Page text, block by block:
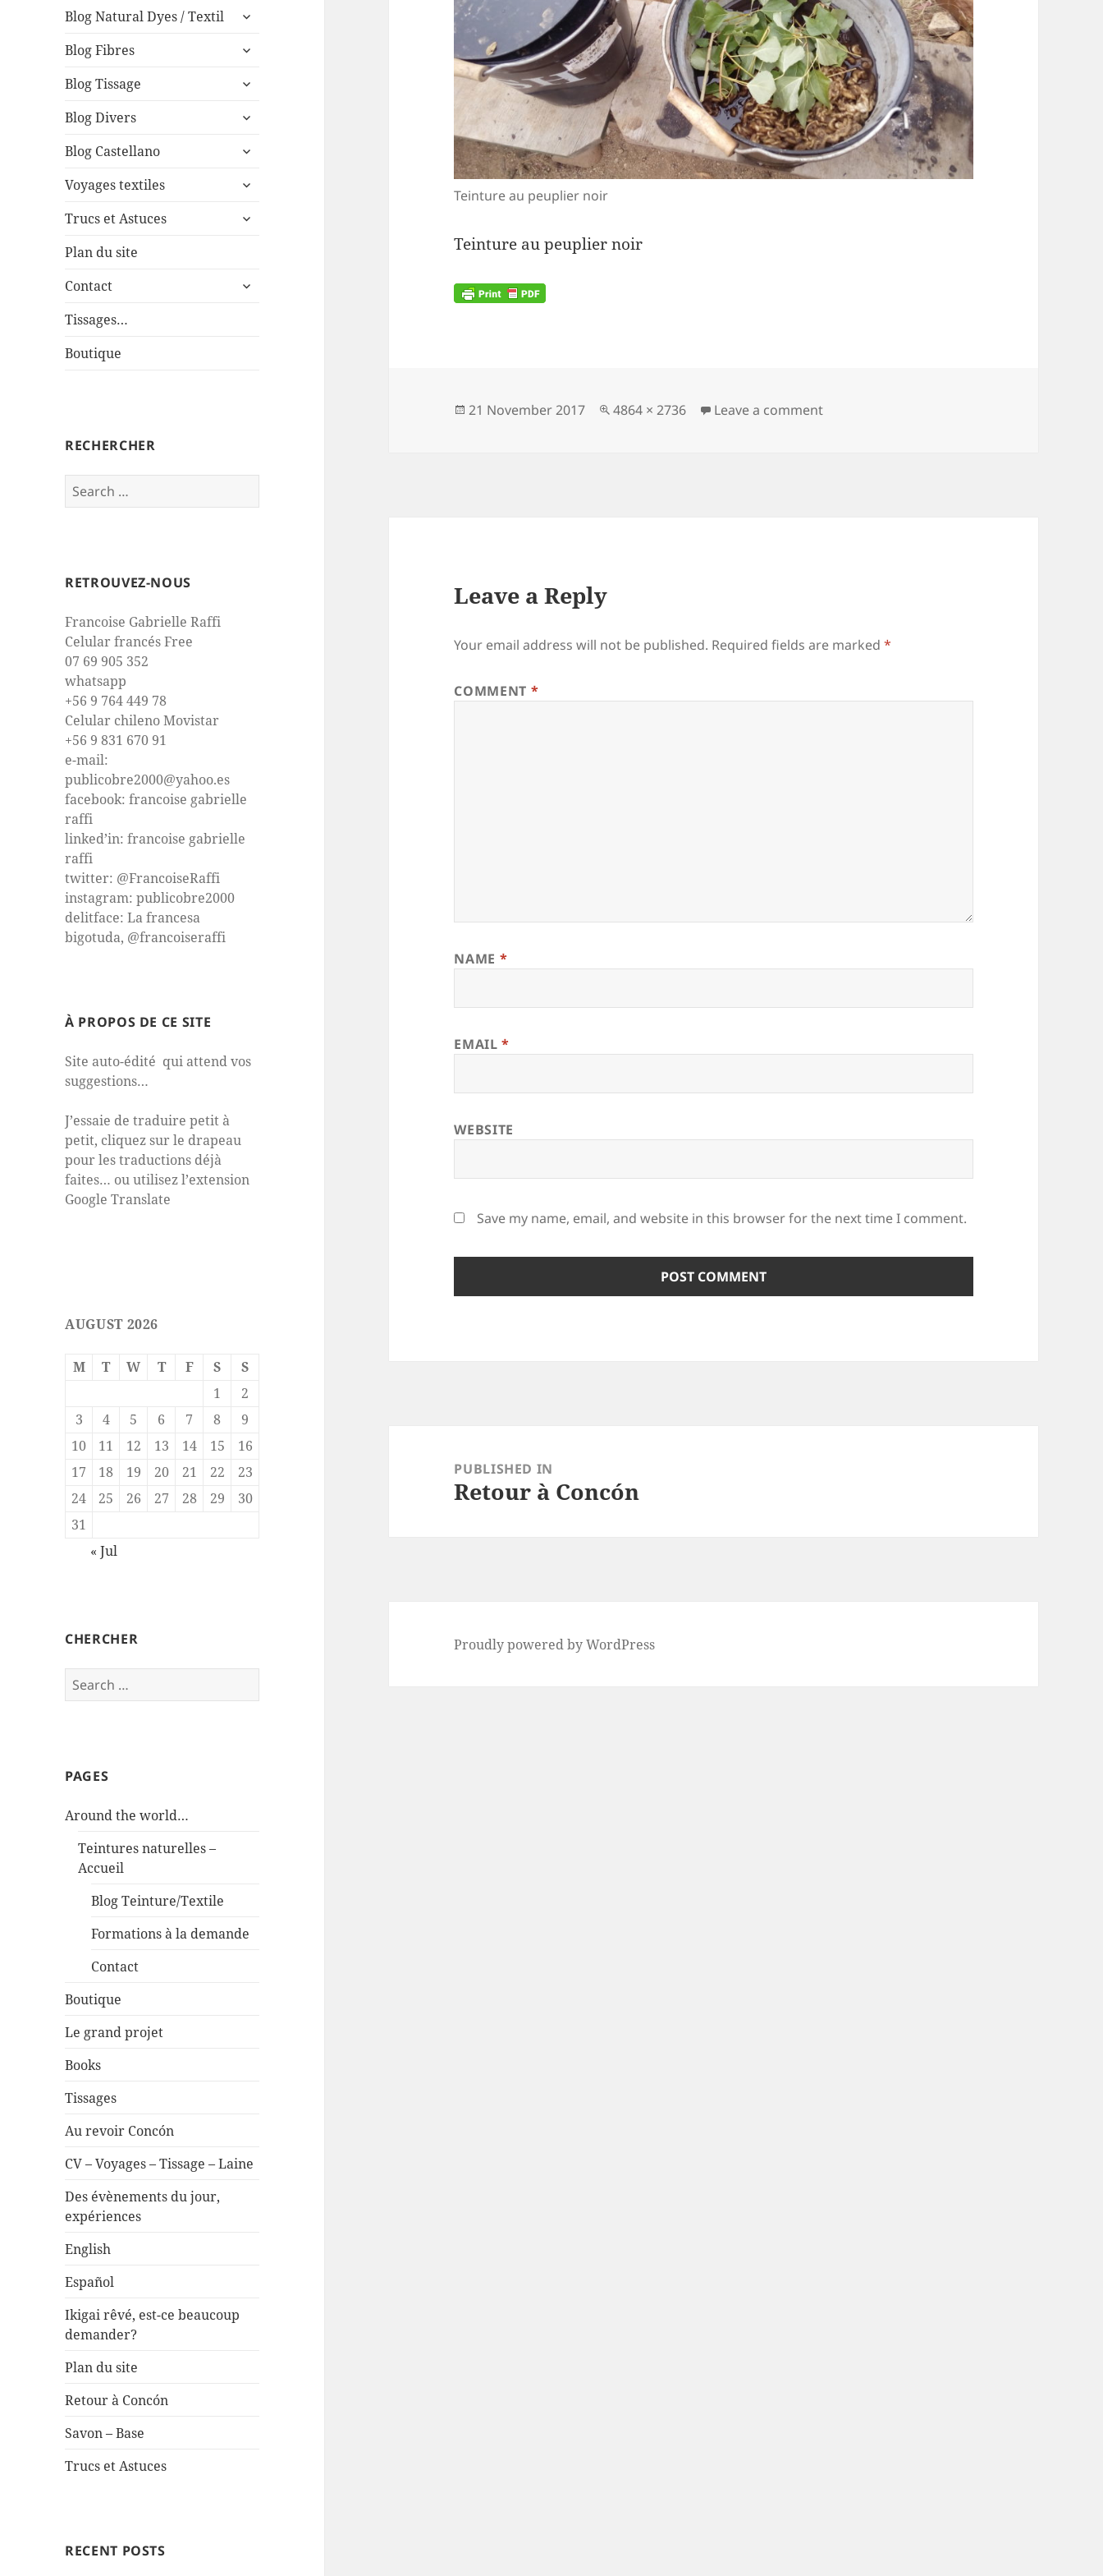
menu
Blog Natural Dyes / Textil
expand
menu
Blog Fibres
expand
menu
Blog Tissage
expand
menu
Blog Divers
expand
menu
Blog Castellano
expand
menu
Voyages textiles
expand
menu
Trucs et Astuces
expand
Plan du site
Contact
expand
Tissages…
Boutique
RECHERCHER
Search
for:
RETROUVEZ-NOUS
Francoise Gabrielle Raffi
Celular francés Free
07 69 905 352
whatsapp
+56 9 764 449 78
Celular chileno Movistar
+56 9 831 670 91
e-mail:
publicobre2000@yahoo.es
facebook: francoise gabrielle
raffi
linked’in: francoise gabrielle
raffi
twitter: @FrancoiseRaffi
instagram: publicobre2000
delitface: La francesa
bigotuda, @francoiseraffi
À PROPOS DE CE SITE
Site auto-édité qui attend vos
suggestions…
J’essaie de traduire petit à
petit, cliquez sur le drapeau
pour les traductions déjà
faites… ou utilisez l’extension
Google Translate
AUGUST 2026
M T W T F S
S
1
2
3
4 5 6 7 8
9
10
11 12 13 14 15
16
17
18 19 20 21 22
23
24
25 26 27 28 29
30
31
« Jul
CHERCHER
Search
for:
PAGES
Around the world…
Teintures naturelles –
Accueil
Blog Teinture/Textile
Formations à la demande
Contact
Boutique
Le grand projet
Books
Tissages
Au revoir Concón
CV – Voyages – Tissage – Laine
Des évènements du jour,
expériences
English
Español
Ikigai rêvé, est-ce beaucoup
demander?
Plan du site
Retour à Concón
Savon – Base
Trucs et Astuces
RECENT POSTS
Teinture au peuplier noir
Teinture au peuplier noir
Posted
21 November 2017
Full
4864 × 2736 Leave a commenton IMG_20171103_111250
Leave a Reply
Your email address will not be published. Required fields are marked*
COMMENT *
NAME *
EMAIL*
WEBSITE
Save my name, email, and website in this browser for the next time I comment.
navigationPUBLISHED IN
Retour à Concón
Proudly powered by WordPress